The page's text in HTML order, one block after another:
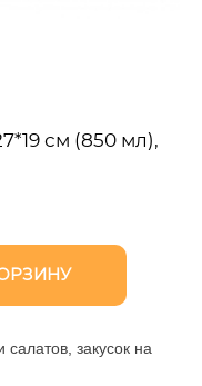
см (850 мл),
закусок на